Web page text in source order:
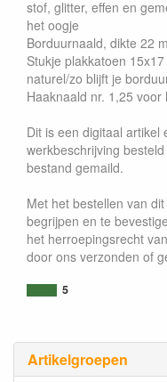
Artikelgroepen
stof, glitter, effen en
het oogje
Borduurnaald, dikte 22
Stukje plakkatoen
naturel/zo blijft je
Haaknaald nr. 1,25
Dit is een digitaal artikel
werkbeschrijving
bestand gemaild.
Met het bestellen van
begrijpen en te
het herroepingsrecht
door ons verzonden of
5